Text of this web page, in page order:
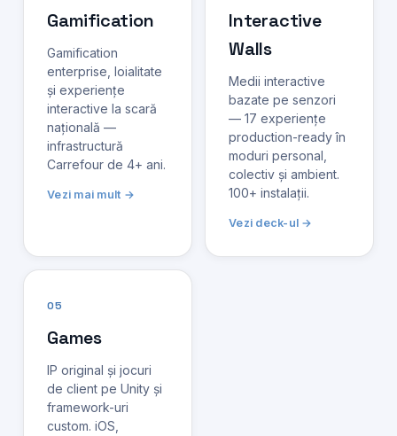
Gamification
Gamification
enterprise, loialitate
și experiențe
interactive la scară
națională —
infrastructură
Carrefour de 4+ ani.
Vezi mai mult →
Interactive
Walls
Medii interactive
bazate pe senzori
— 17 experiențe
production-ready în
moduri personal,
colectiv și ambient.
100+ instalații.
Vezi deck-ul →
05
Games
IP original și jocuri
de client pe Unity și
framework-uri
custom. iOS,